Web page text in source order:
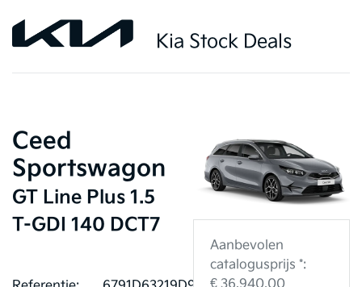
Kia Stock Deals
Ceed
Sportswagon
GT Line Plus 1.5
T-GDI 140 DCT7
Aanbevolen
catalogusprijs *: